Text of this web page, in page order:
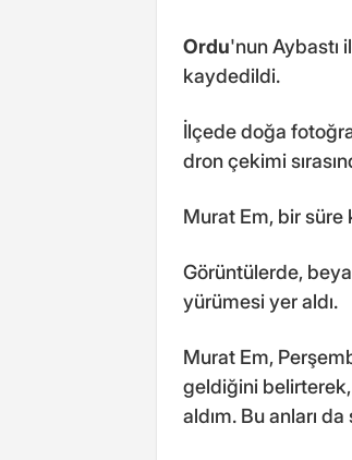
Ordu'nun Aybastı
kaydedildi.
İlçede doğa
dron çekimi
Murat Em, bir süre
Görüntülerde,
yürümesi yer aldı.
Murat Em,
geldiğini belirterek,
aldım. Bu anları